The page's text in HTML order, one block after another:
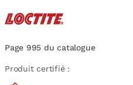
Page 995 du catalogue
Produit certifié :